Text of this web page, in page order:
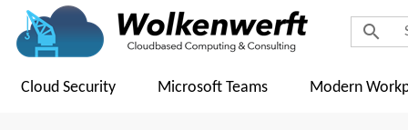
search
Cloud Security Microsoft Teams Modern